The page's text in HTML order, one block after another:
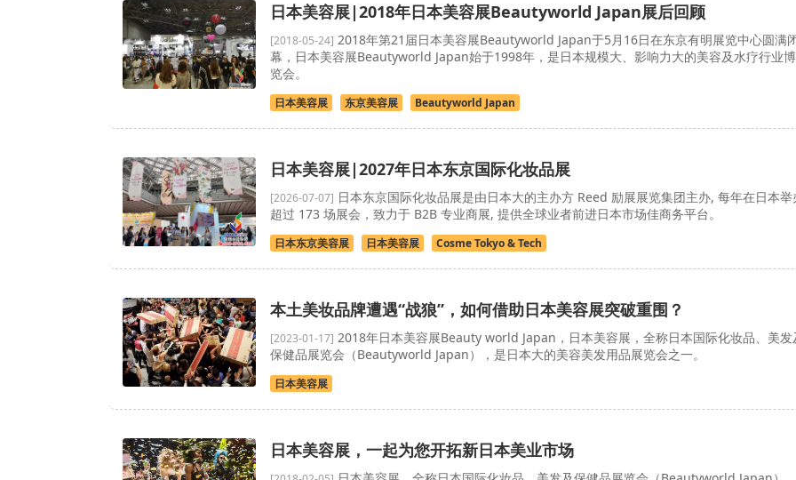
日本美容展|2018年日本美容展Beautyworld Japan展后回顾
[2018-05-24] 2018年第21届日本美容展Beautyworld Japan于5月16日在东京有明展览中心圆满
幕，日本美容展Beautyworld Japan始于1998年，是日本规模大、影响力大的美容及水疗行业博
览会。
日本美容展 东京美容展 Beautyworld Japan
日本美容展|2027年日本东京国际化妆品展
[2026-07-07] 日本东京国际化妆品展是由日本大的主办方 Reed 励展展览集团主办, 每年在日本举
超过 173 场展会，致力于 B2B 专业商展, 提供全球业者前进日本市场佳商务平台。
日本东京美容展 日本美容展 Cosme Tokyo & Tech
本土美妆品牌遭遇“战狼”，如何借助日本美容展突破重围？
[2023-01-17] 2018年日本美容展Beauty world Japan，日本美容展，全称日本国际化妆品、美发
保健品展览会（Beautyworld Japan），是日本大的美容美发用品展览会之一。
日本美容展
日本美容展，一起为您开拓新日本美业市场